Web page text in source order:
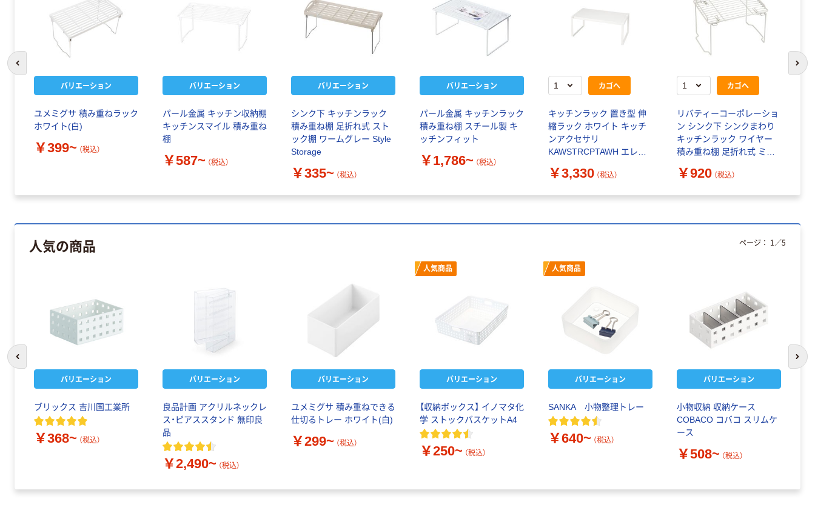
バリエーション
ユメミグサ 積み重ねラック
ホワイト(白)
￥399~ （税込）
バリエーション
パール金属 キッチン収納棚
キッチンスマイル 積み重ね
棚
￥587~ （税込）
バリエーション
シンク下 キッチンラック
積み重ね棚 足折れ式 スト
ック棚 ワームグレー Style
Storage
￥335~ （税込）
バリエーション
パール金属 キッチンラック
積み重ね棚 スチール製 キ
ッチンフィット
￥1,786~ （税込）
カゴへ
キッチンラック 置き型 伸
縮ラック ホワイト キッチ
ンアクセサリ
KAWSTRCPTAWH エレコ
￥3,330 （税込）
カゴへ
リバティーコーポレーショ
ン シンク下 シンクまわり
キッチンラック ワイヤー
積み重ね棚 足折れ式 ミニ
4571151222543
￥920 （税込）
次
人気の商品
バリエーション
ブリックス 吉川国工業所
￥368~ （税込）
バリエーション
良品計画 アクリルネックレ
ス・ピアススタンド 無印良
品
￥2,490~ （税込）
バリエーション
ユメミグサ 積み重ねできる
仕切るトレー ホワイト(白)
￥299~ （税込）
人気商品
バリエーション
【収納ボックス】 イノマタ化
学 ストックバスケットA4
￥250~ （税込）
人気商品
バリエーション
SANKA 小物整理トレー
￥640~ （税込）
バリエーション
小物収納 収納ケース
COBACO コバコ スリムケ
ース
￥508~ （税込）
ページ： 1 ／5
次